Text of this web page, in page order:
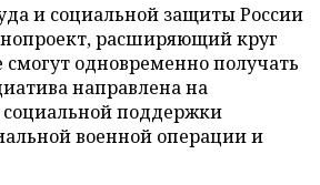
и социальной защиты России
расширяющий круг
одновременно получать
направлена на
поддержки
военной операции и